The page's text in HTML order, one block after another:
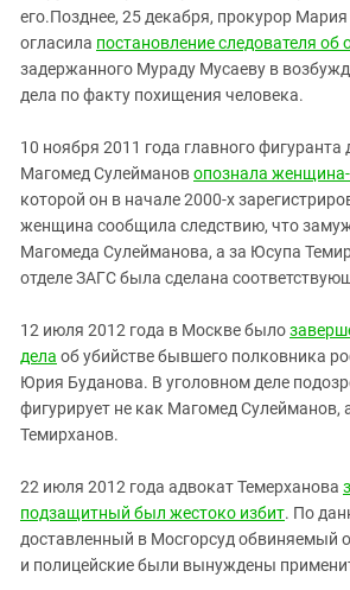
его.Позднее, 25 декабря, прокурор
огласила постановление следователя об
задержанного Мураду Мусаеву в
дела по факту похищения человека.
10 ноября 2011 года главного фигуранта
Магомед Сулеймановопознала
которой он в начале 2000-х
женщина сообщила следствию, что
Магомеда Сулейманова, а за Юсупа
отделе ЗАГС была сделана
12 июля 2012 года в Москве было
дела об убийстве бывшего полковника
Юрия Буданова. В уголовном деле
фигурирует не как Магомед Сулейманов,
Темирханов.
22 июля 2012 года адвокат Темерханова
подзащитный был жестоко избит. По
доставленный в Мосгорсуд обвиняемый
и полицейские были вынуждены